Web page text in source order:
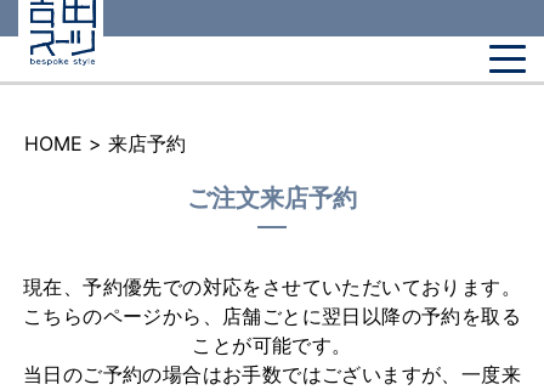
HOME > 来店予約
ご注文来店予約
現在、予約優先での対応をさせていただいております。
こちらのページから、店舗ごとに翌日以降の予約を取る
ことが可能です。
当日のご予約の場合はお手数ではございますが、一度来